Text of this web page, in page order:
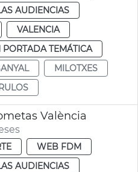
AUDIENCIAS
VALENCIA
PORTADA TEMÁTICA
MILOTXES
València
WEB FDM
AUDIENCIAS